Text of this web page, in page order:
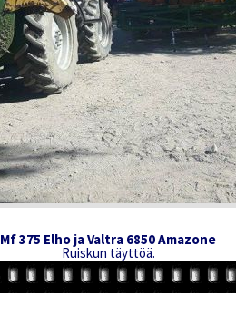
Mf 375 Elho ja Valtra 6850 Amazone
Ruiskun täyttöä.